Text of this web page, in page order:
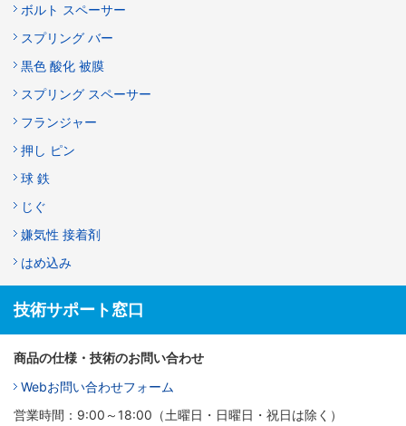
ボルト スペーサー
スプリング バー
黒色 酸化 被膜
スプリング スペーサー
フランジャー
押し ピン
球 鉄
じぐ
嫌気性 接着剤
はめ込み
技術サポート窓口
商品の仕様・技術のお問い合わせ
Webお問い合わせフォーム
営業時間：9:00～18:00（土曜日・日曜日・祝日は除く）